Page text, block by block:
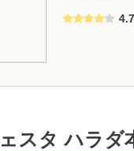
4.7
スタ ハラダ